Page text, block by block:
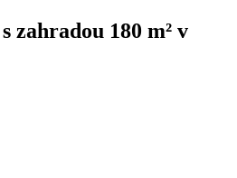
zahradou 180 m² v